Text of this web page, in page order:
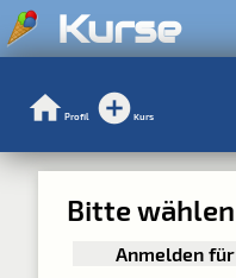
Kurse
Profil Kurs
Bitte wählen
Anmelden für